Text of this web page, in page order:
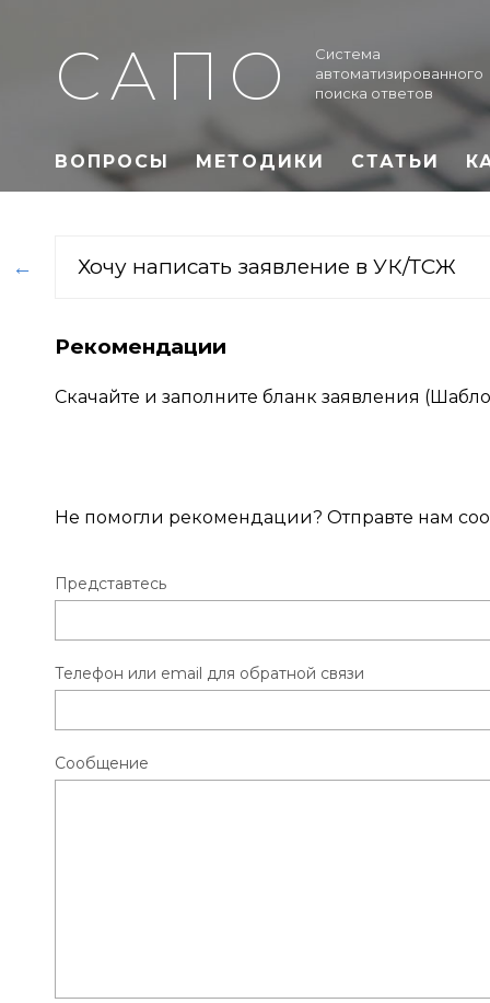
САПО
Система
автоматизированного
поиска ответов
ВОПРОСЫ МЕТОДИКИ СТАТЬИ
Хочу написать заявление в УК/ТСЖ
←
Рекомендации
Скачайте и заполните бланк заявления
Не помогли рекомендации? Отправте нам
Представтесь
Телефон или email для обратной связи
Сообщение